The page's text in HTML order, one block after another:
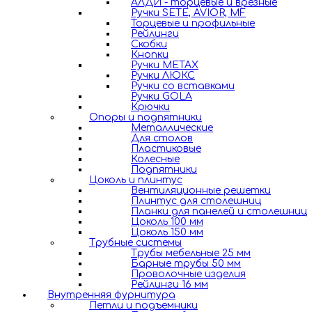
АЛДИ - торцевые и врезные
Ручки SETE, AVIOR, MF
Торцевые и профильные
Рейлинги
Скобки
Кнопки
Ручки METAX
Ручки ЛЮКС
Ручки со вставками
Ручки GOLA
Крючки
Опоры и подпятники
Металлические
Для столов
Пластиковые
Колесные
Подпятники
Цоколь и плинтус
Вентиляционные решетки
Плинтус для столешниц
Планки для панелей и столешниц
Цоколь 100 мм
Цоколь 150 мм
Трубные системы
Трубы мебельные 25 мм
Барные трубы 50 мм
Проволочные изделия
Рейлинги 16 мм
Внутренняя фурнитура
Петли и подъемники